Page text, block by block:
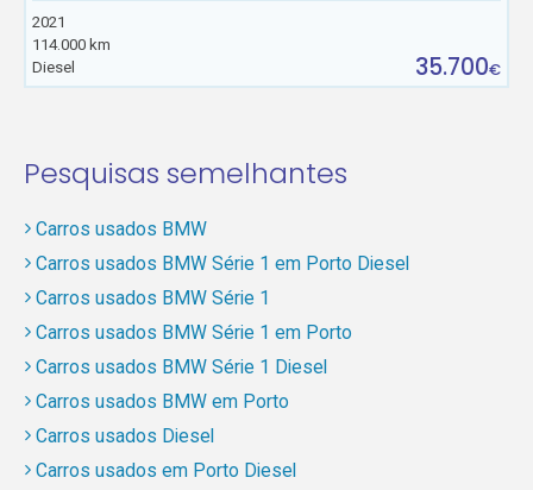
2021
114.000 km
Diesel
35.700€
Pesquisas semelhantes
Carros usados BMW
Carros usados BMW Série 1 em Porto Diesel
Carros usados BMW Série 1
Carros usados BMW Série 1 em Porto
Carros usados BMW Série 1 Diesel
Carros usados BMW em Porto
Carros usados Diesel
Carros usados em Porto Diesel